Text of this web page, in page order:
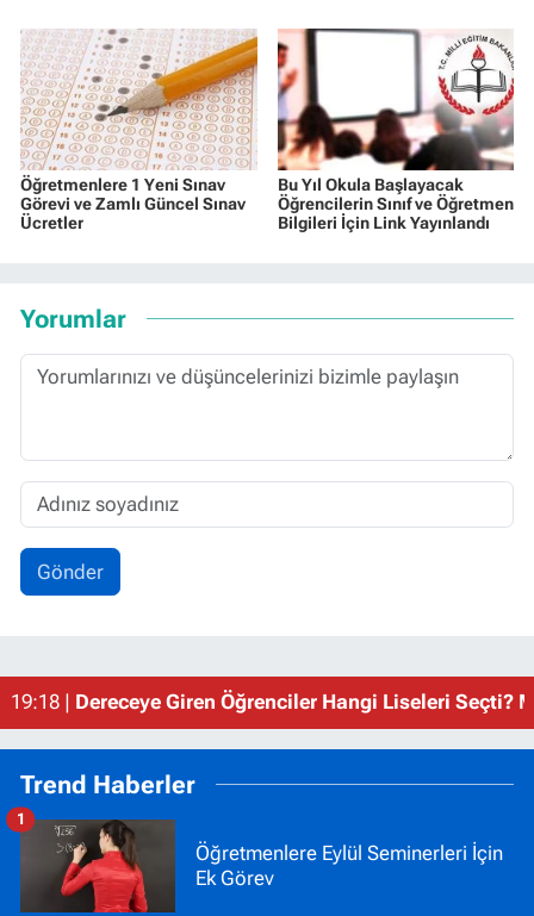
Öğretmenlere 1 Yeni Sınav
Görevi ve Zamlı Güncel Sınav
Ücretler
Bu Yıl Okula Başlayacak
Öğrencilerin Sınıf ve Öğretmen
Bilgileri İçin Link Yayınlandı
Yorumlar
Gönder
19:18 | Dereceye Giren Öğrenciler Hangi Liseleri Seçti?
Trend Haberler
Öğretmenlere Eylül Seminerleri İçin
Ek Görev
1